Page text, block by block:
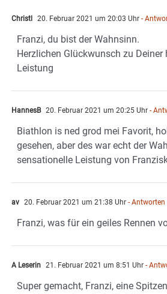
Christl 20. Februar 2021 um 20:03 Uhr -
Franzi, du bist der Wahnsinn.
Herzlichen Glückwunsch zu Deiner
Leistung
HannesB 20. Februar 2021 um 20:25 Uhr -
Biathlon is ned grod mei Favorit,
gesehen, aber des war echt der
sensationelle Leistung von
av 20. Februar 2021 um 21:38 Uhr - Antworten
Franzi, was für ein geiles Rennen
A Leserin 21. Februar 2021 um 8:51 Uhr -
Super gemacht, Franzi, eine